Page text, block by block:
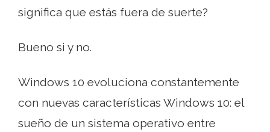
significa que estás fuera de suerte?
Bueno si y no.
Windows 10 evoluciona constantemente
con nuevas características Windows 10: el
sueño de un sistema operativo entre